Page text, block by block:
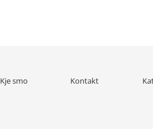
Kje smo Kontakt